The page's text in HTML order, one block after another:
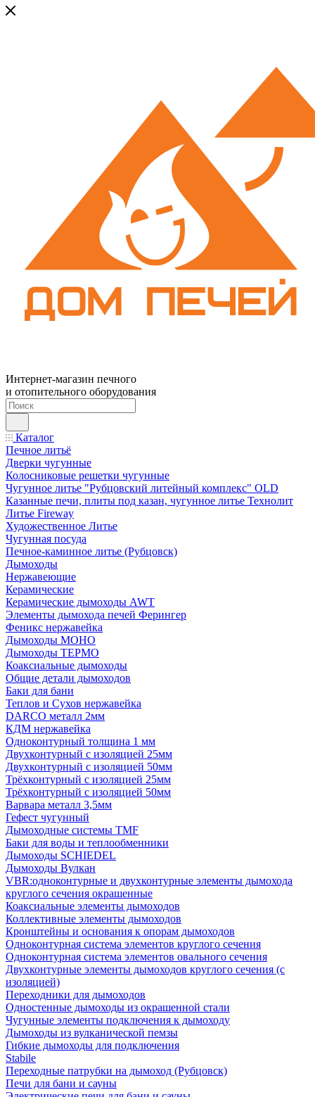
Интернет-магазин печного
и отопительного оборудования
Каталог
Печное литьё
Дверки чугунные
Колосниковые решетки чугунные
Чугунное литье "Рубцовский литейный комплекс" OLD
Казанные печи, плиты под казан, чугунное литье Технолит
Литье Fireway
Художественное Литье
Чугунная посуда
Печное-каминное литье (Рубцовск)
Дымоходы
Нержавеющие
Керамические
Керамические дымоходы AWT
Элементы дымохода печей Ферингер
Феникс нержавейка
Дымоходы МОНО
Дымоходы ТЕРМО
Коаксиальные дымоходы
Общие детали дымоходов
Баки для бани
Теплов и Сухов нержавейка
DARCO металл 2мм
КДМ нержавейка
Одноконтурный толщина 1 мм
Двухконтурный с изоляцией 25мм
Двухконтурный с изоляцией 50мм
Трёхконтурный с изоляцией 25мм
Трёхконтурный с изоляцией 50мм
Варвара металл 3,5мм
Гефест чугунный
Дымоходные системы TMF
Баки для воды и теплообменники
Дымоходы SCHIEDEL
Дымоходы Вулкан
VBR:одноконтурные и двухконтурные элементы дымохода
круглого сечения окрашенные
Коаксиальные элементы дымоходов
Коллективные элементы дымоходов
Кронштейны и основания к опорам дымоходов
Одноконтурная система элементов круглого сечения
Одноконтурная система элементов овального сечения
Двухконтурные элементы дымоходов круглого сечения (с
изоляцией)
Переходники для дымоходов
Одностенные дымоходы из окрашенной стали
Чугунные элементы подключения к дымоходу
Дымоходы из вулканической пемзы
Гибкие дымоходы для подключения
Stabile
Переходные патрубки на дымоход (Рубцовск)
Печи для бани и сауны